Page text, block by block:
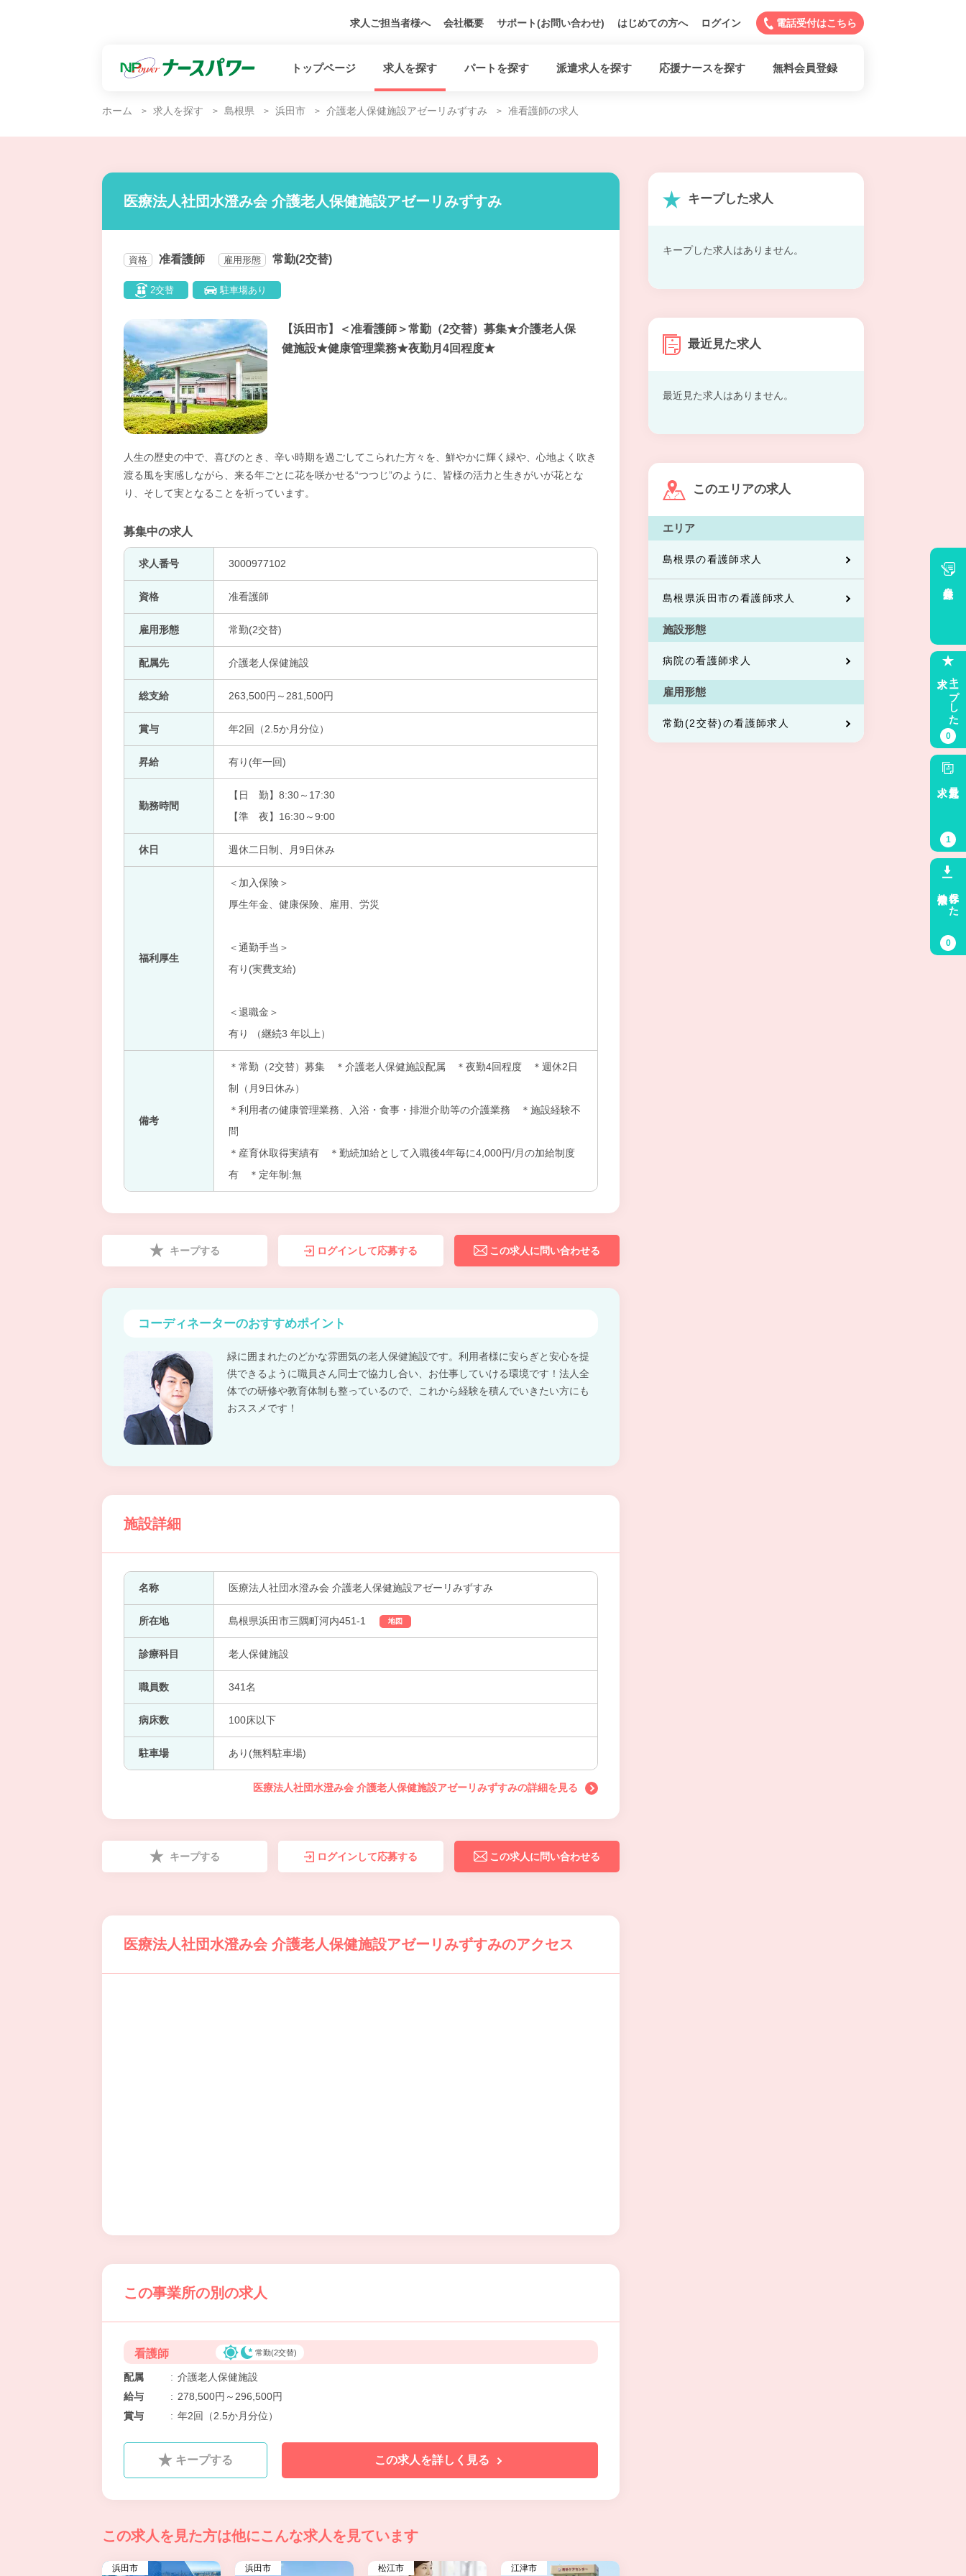
求人ご担当者様へ 会社概要 サポート(お問い合わせ) はじめての方へ ログイン 電話受付はこちら
トップページ 求人を探す パートを探す 派遣求人を探す 応援ナースを探す 無料会員登録
ホーム 求人を探す 島根県 浜田市 介護老人保健施設アゼーリみずすみ 准看護師の求人
医療法人社団水澄み会 介護老人保健施設アゼーリみずすみ
資格 准看護師 雇用形態 常勤(2交替)
2交替 駐車場あり
【浜田市】＜准看護師＞常勤（2交替）募集★介護老人保
健施設★健康管理業務★夜勤月4回程度★
人生の歴史の中で、喜びのとき、辛い時期を過ごしてこられた方々を、鮮やかに輝く緑や、心地よく吹き
渡る風を実感しながら、来る年ごとに花を咲かせる“つつじ”のように、皆様の活力と生きがいが花とな
り、そして実となることを祈っています。
募集中の求人
求人番号 3000977102
資格 准看護師
雇用形態 常勤(2交替)
配属先 介護老人保健施設
総支給 263,500円～281,500円
賞与 年2回（2.5か月分位）
昇給 有り(年一回)
勤務時間
【日 勤】8:30～17:30
【準 夜】16:30～9:00
休日 週休二日制、月9日休み
福利厚生
＜加入保険＞
厚生年金、健康保険、雇用、労災
＜通勤手当＞
有り(実費支給)
＜退職金＞
有り （継続3 年以上）
備考
＊常勤（2交替）募集 ＊介護老人保健施設配属 ＊夜勤4回程度 ＊週休2日
制（月9日休み）
＊利用者の健康管理業務、入浴・食事・排泄介助等の介護業務 ＊施設経験不
問
＊産育休取得実績有 ＊勤続加給として入職後4年毎に4,000円/月の加給制度
有 ＊定年制:無
キープする ログインして応募する この求人に問い合わせる
コーディネーターのおすすめポイント
緑に囲まれたのどかな雰囲気の老人保健施設です。利用者様に安らぎと安心を提
供できるように職員さん同士で協力し合い、お仕事していける環境です！法人全
体での研修や教育体制も整っているので、これから経験を積んでいきたい方にも
おススメです！
施設詳細
名称 医療法人社団水澄み会 介護老人保健施設アゼーリみずすみ
所在地 島根県浜田市三隅町河内451-1 地図
診療科目 老人保健施設
職員数 341名
病床数 100床以下
駐車場 あり(無料駐車場)
医療法人社団水澄み会 介護老人保健施設アゼーリみずすみの詳細を見る
キープする ログインして応募する この求人に問い合わせる
医療法人社団水澄み会 介護老人保健施設アゼーリみずすみのアクセス
この事業所の別の求人
看護師 常勤(2交替)
配属 : 介護老人保健施設
給与
: 278,500円～296,500円
賞与
: 年2回（2.5か月分位）
キープする この求人を詳しく見る
この求人を見た方は他にこんな求人を見ています
浜田市 浜田市 松江市 江津市
キープした求人
キープした求人はありません。
最近見た求人
最近見た求人はありません。
このエリアの求人
エリア
島根県の看護師求人
島根県浜田市の看護師求人
施設形態
病院の看護師求人
雇用形態
常勤(2交替)の看護師求人
キープした
0
最近見た
1
保存した
0